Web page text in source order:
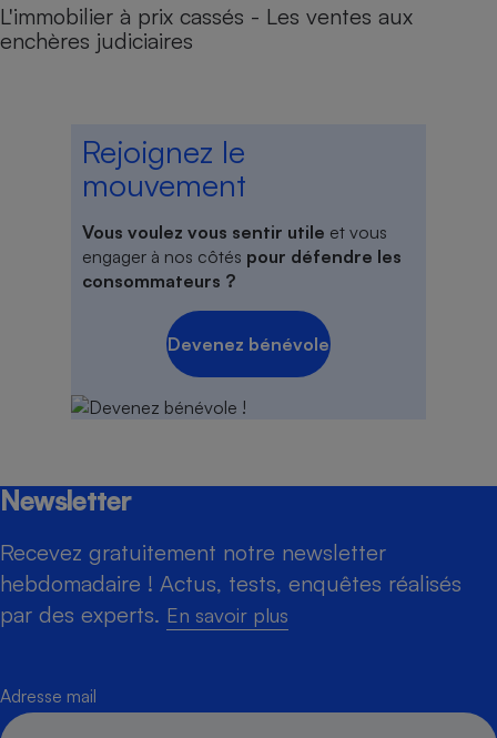
L'immobilier à prix cassés - Les ventes aux
enchères judiciaires
Rejoignez le
mouvement
Vous voulez vous sentir utile et vous
engager à nos côtés pour défendre les
consommateurs ?
Devenez bénévole
Newsletter
Recevez gratuitement notre newsletter
hebdomadaire ! Actus, tests, enquêtes réalisés
par des experts. En savoir plus
Adresse mail